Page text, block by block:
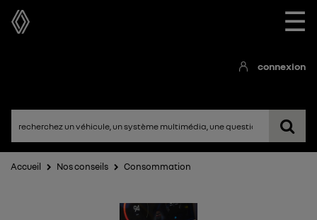
☰
connexion
Accueil Nos conseils Consommation